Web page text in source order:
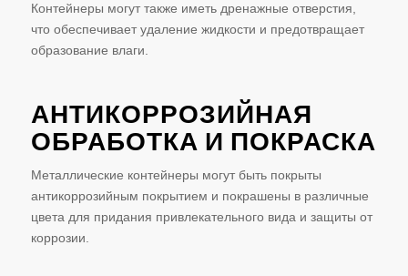
Контейнеры могут также иметь дренажные отверстия,
что обеспечивает удаление жидкости и предотвращает
образование влаги.
АНТИКОРРОЗИЙНАЯ
ОБРАБОТКА И ПОКРАСКА
Металлические контейнеры могут быть покрыты
антикоррозийным покрытием и покрашены в различные
цвета для придания привлекательного вида и защиты от
коррозии.